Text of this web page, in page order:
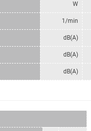
W
1/min
dB(A)
dB(A)
dB(A)